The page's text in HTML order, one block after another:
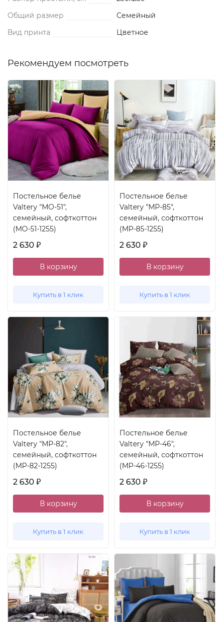
Общий размер
Семейный
Вид принта
Цветное
Рекомендуем посмотреть
Постельное белье
Valtery "MO-51",
семейный, софткоттон
(MO-51-1255)
2 630 ₽
В корзину
Купить в 1 клик
Постельное белье
Valtery "MP-85",
семейный, софткоттон
(MP-85-1255)
2 630 ₽
В корзину
Купить в 1 клик
Постельное белье
Valtery "MP-82",
семейный, софткоттон
(MP-82-1255)
2 630 ₽
В корзину
Купить в 1 клик
Постельное белье
Valtery "MP-46",
семейный, софткоттон
(MP-46-1255)
2 630 ₽
В корзину
Купить в 1 клик